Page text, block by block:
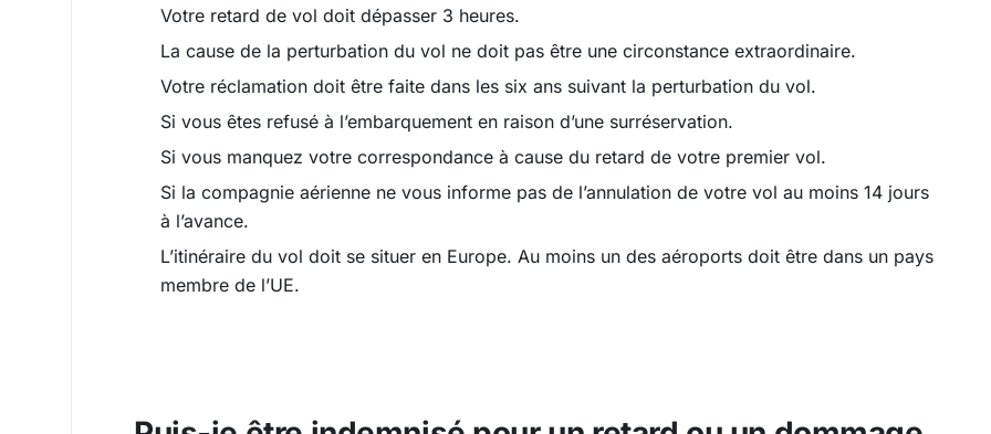
Votre retard de vol doit dépasser 3 heures.
La cause de la perturbation du vol ne doit pas être une circonstance extraordinaire.
Votre réclamation doit être faite dans les six ans suivant la perturbation du vol.
Si vous êtes refusé à l’embarquement en raison d’une surréservation.
Si vous manquez votre correspondance à cause du retard de votre premier vol.
Si la compagnie aérienne ne vous informe pas de l’annulation de votre vol au moins 14 jours
à l’avance.
L’itinéraire du vol doit se situer en Europe. Au moins un des aéroports doit être dans un pays
membre de l’UE.